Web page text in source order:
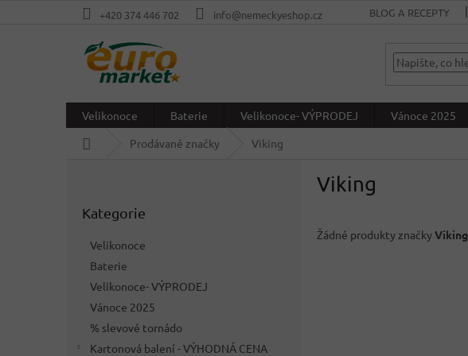
+420 374 446 702 info@nemeckyeshop.cz BLOG A RECEPTY
Velikonoce Baterie Velikonoce- VÝPRODEJ Vánoce 2025
Prodávané značky Viking
kategorie
Kategorie
Velikonoce
Baterie
Velikonoce- VÝPRODEJ
Vánoce 2025
% slevové tornádo
Kartonová balení - VÝHODNÁ CENA
Viking
Žádné produkty značkyViking